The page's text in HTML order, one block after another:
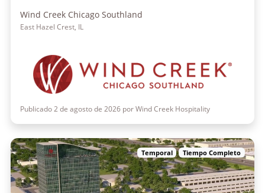
Wind Creek Chicago Southland
East Hazel Crest, IL
Publicado 2 de agosto de 2026 por Wind Creek Hospitality
Temporal Tiempo Completo